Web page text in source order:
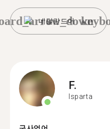
네덜란드어
F.
Isparta